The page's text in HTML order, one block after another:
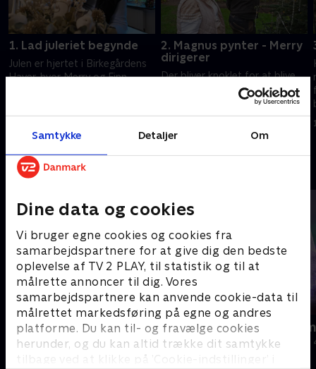
Samtykke Detaljer Om
Dine data og cookies
Vi bruger egne cookies og cookies fra
samarbejdspartnere for at give dig den bedste
oplevelse af TV 2 PLAY, til statistik og til at
målrette annoncer til dig. Vores
samarbejdspartnere kan anvende cookie-data til
målrettet markedsføring på egne og andres
platforme. Du kan til- og fravælge cookies
herunder, og du kan altid trække dit samtykke
tilbage ved at klikke på ’Cookie-indstillinger’ i
1. Lad juleriet begynde
Julen er hjertet i Birkegårdens
Haver, hvor Merry og Finn
smerter, travlhed og masser af
juleglæde.
2. Magnus pynter - Merry
dirigerer
Der bliver knoklet for at blive
klar til det legendariske
julemarked, og Magnus får sin
sag for, når juletræet skal
drømmer om.
5. december 2025 • 9 min
Andre så også
Jul med Ernst
Livsstil • 8 sæsoner
Julelys for
2022 • Livsstil •